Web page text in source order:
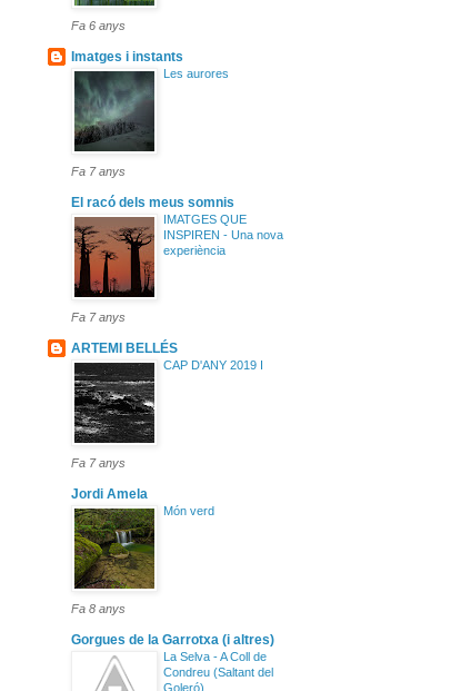
Fa 6 anys
Imatges i instants
Les aurores
Fa 7 anys
El racó dels meus somnis
IMATGES QUE
INSPIREN - Una nova
experiència
Fa 7 anys
ARTEMI BELLÉS
CAP D'ANY 2019 I
Fa 7 anys
Jordi Amela
Món verd
Fa 8 anys
Gorgues de la Garrotxa (i altres)
La Selva - A Coll de
Condreu (Saltant del
Goleró)